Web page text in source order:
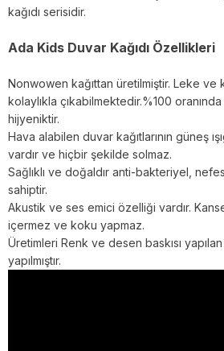
kağıdı serisidir.
Ada Kids Duvar Kağıdı Özellikleri
Nonwowen kağıttan üretilmiştir. Leke ve
kolaylıkla çıkabilmektedir.%100
hijyeniktir.
Hava alabilen duvar kağıtlarının güneş
vardır ve hiçbir şekilde solmaz.
Sağlıklı ve doğaldır anti-bakteriyel,
sahiptir.
Akustik ve ses emici özelliği vardır.
içermez ve koku yapmaz.
Üretimleri Renk ve desen baskısı
yapılmıştır.